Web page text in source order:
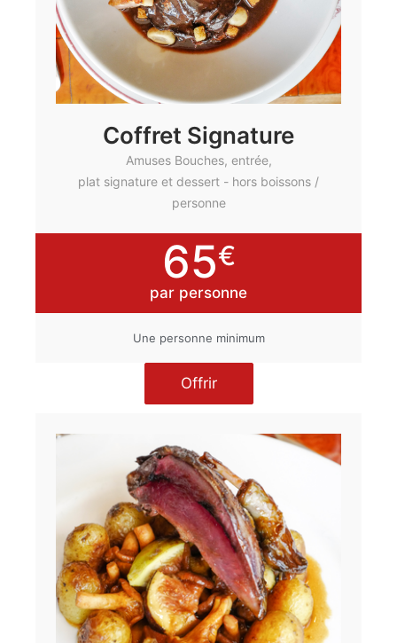
Coffret Signature
Amuses Bouches, entrée,
plat signature et dessert - hors boissons /
personne
65€
par personne
Une personne minimum
Offrir